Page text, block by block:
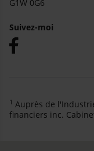
G1W 0G6
Suivez-moi
1 Auprès de
financiers inc.